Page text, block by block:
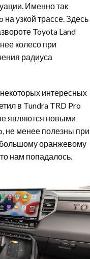
Именно так
узкой трассе. Здесь
Toyota Land
колесо при
радиуса
интересных
в Tundra TRD Pro
являются новыми
не менее полезны при
оранжевому
нам попадалось.